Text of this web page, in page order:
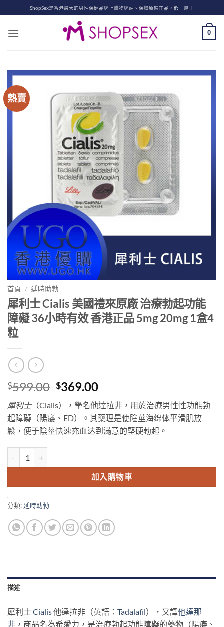
to
content
ShopSex是香港最大的男性保健品網上購物網站、保證原裝正品，假一賠十
0
熱賣
首頁 / 延時助勃
犀利士 Cialis 美國禮來原廠 治療勃起功能
障礙 36小時有效 香港正品 5mg 20mg 1盒4
粒
$599.00 Original
price
was:
$599.00.
$369.00Current
price
is:
$369.00.
犀利士（Cialis），學名他達拉非，用於治療男性性功能勃
起障礙（陽痿、ED）。其藥理是使陰莖海绵体平滑肌放
鬆，便于陰莖快速充血达到滿意的堅硬勃起。
加入購物車
分類:延時助勃
描述
犀利士Cialis他達拉非（英語： Tadalafil），又譯他達那
非 ，商品名為希愛力，是治療勃起功能障礙的藥物（陽痿、